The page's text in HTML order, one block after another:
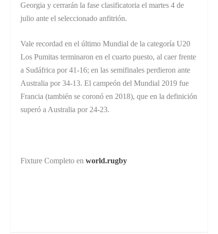
Georgia y cerrarán la fase clasificatoria el martes 4 de
julio ante el seleccionado anfitrión.
Vale recordad en el último Mundial de la categoría U20
Los Pumitas terminaron en el cuarto puesto, al caer frente
a Sudáfrica por 41-16; en las semifinales perdieron ante
Australia por 34-13. El campeón del Mundial 2019 fue
Francia (también se coronó en 2018), que en la definición
superó a Australia por 24-23.
Fixture Completo enworld.rugby